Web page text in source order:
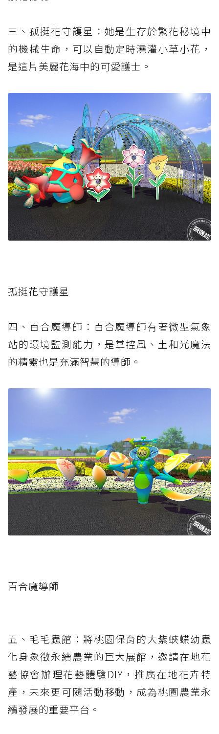
三、孤挺花守護星：她是生存於繁花秘境中
的機械生命，可以自動定時澆灌小草小花，
是這片美麗花海中的可愛護士。
孤挺花守護星
四、百合魔導師：百合魔導師有著微型氣象
站的環境監測能力，是掌控風、土和光魔法
的精靈也是充滿智慧的導師。
百合魔導師
五、毛毛蟲館：將桃園保育的大紫蛺蝶幼蟲
化身象徵永續農業的巨大展館，邀請在地花
藝協會辦理花藝體驗DIY，推廣在地花卉特
產，未來更可隨活動移動，成為桃園農業永
續發展的重要平台。